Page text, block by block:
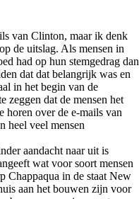
van Clinton, maar ik denk
de uitslag. Als mensen in
had op hun stemgedrag dan
dat dat belangrijk was en
in het begin van de
zeggen dat de mensen het
horen over de e-mails van
heel veel mensen
aandacht naar uit is
wat voor soort mensen
Chappaqua in de staat New
aan het bouwen zijn voor